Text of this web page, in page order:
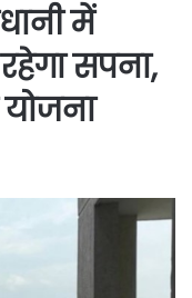
में
सपना,